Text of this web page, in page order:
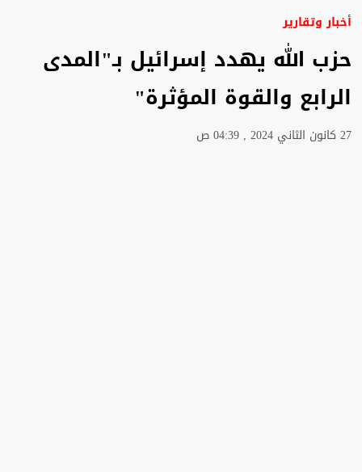
أخبار وتقارير
حزب الله يهدد إسرائيل بـ"المدى
الرابع والقوة المؤثرة"
27 كانون الثاني 2024 , 04:39 ص